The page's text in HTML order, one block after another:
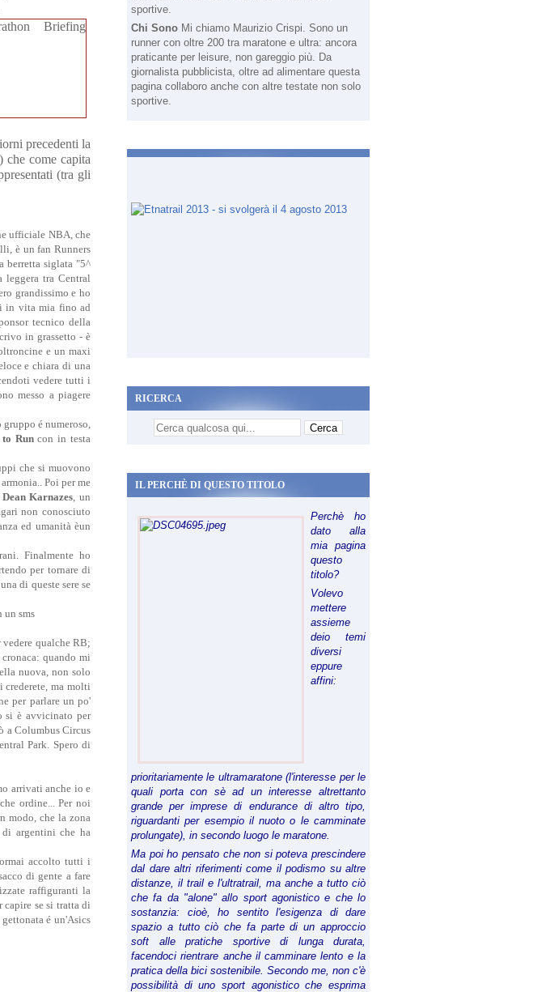
precedenti la
che come capita
(tra gli
ufficiale NBA, che
è un fan Runners
berretta siglata "5^
leggera tra Central
grandissimo e ho
in vita mia fino ad
tecnico della
in grassetto - è
e un maxi
e chiara di una
vedere tutti i
messo a piagere
é numeroso,
Runcon in testa
che si muovono
Poi per me
Dean Karnazes, un
non conosciuto
ed umanità èun
Finalmente ho
per tornare di
di queste sere se
un sms
qualche RB;
quando mi
nuova, non solo
crederete, ma molti
per parlare un po'
si è avvicinato per
a Columbus Circus
Park. Spero di
arrivati anche io e
ordine... Per noi
modo, che la zona
di argentini che ha
accolto tutti i
di gente a fare
raffiguranti la
capire se si tratta di
é un'Asics
Chi Sono Mi chiamo Maurizio Crispi. Sono un
runner con oltre 200 tra maratone e ultra: ancora
praticante per leisure, non gareggio più. Da
giornalista pubblicista, oltre ad alimentare questa
pagina collaboro anche con altre testate non solo
sportive.
RICERCA
IL PERCHÈ DI QUESTO TITOLO
Perchè ho
dato alla
mia pagina
questo
titolo?
Volevo
mettere
assieme
deio temi
diversi
eppure
affini:
prioritariamente le ultramaratone (l'interesse per le
quali porta con sè ad un interesse altrettanto
grande per imprese di endurance di altro tipo,
riguardanti per esempio il nuoto o le camminate
prolungate), in secondo luogo le maratone.
Ma poi ho pensato che non si poteva prescindere
dal dare altri riferimenti come il podismo su altre
distanze, il trail e l'ultratrail, ma anche a tutto ciò
che fa da "alone" allo sport agonistico e che lo
sostanzia: cioè, ho sentito l'esigenza di dare
spazio a tutto ciò che fa parte di un approccio
soft alle pratiche sportive di lunga durata,
facendoci rientrare anche il camminare lento e la
pratica della bici sostenibile. Secondo me, non c'è
possibilità di uno sport agonistico che esprima